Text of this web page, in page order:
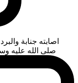
اصابته جنابة
صلى الله عليه